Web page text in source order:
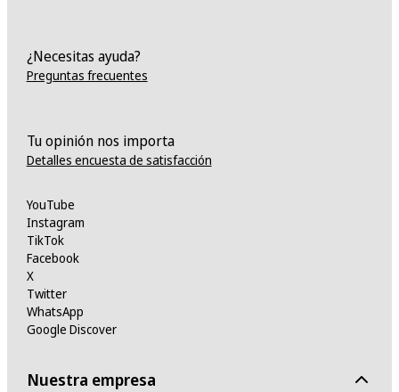
¿Necesitas ayuda?
Preguntas frecuentes
Tu opinión nos importa
Detalles encuesta de satisfacción
YouTube
Instagram
TikTok
Facebook
X
Twitter
WhatsApp
Google Discover
Nuestra empresa